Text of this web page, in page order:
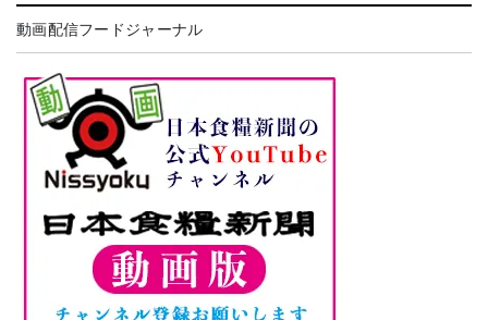
動画配信フードジャーナル